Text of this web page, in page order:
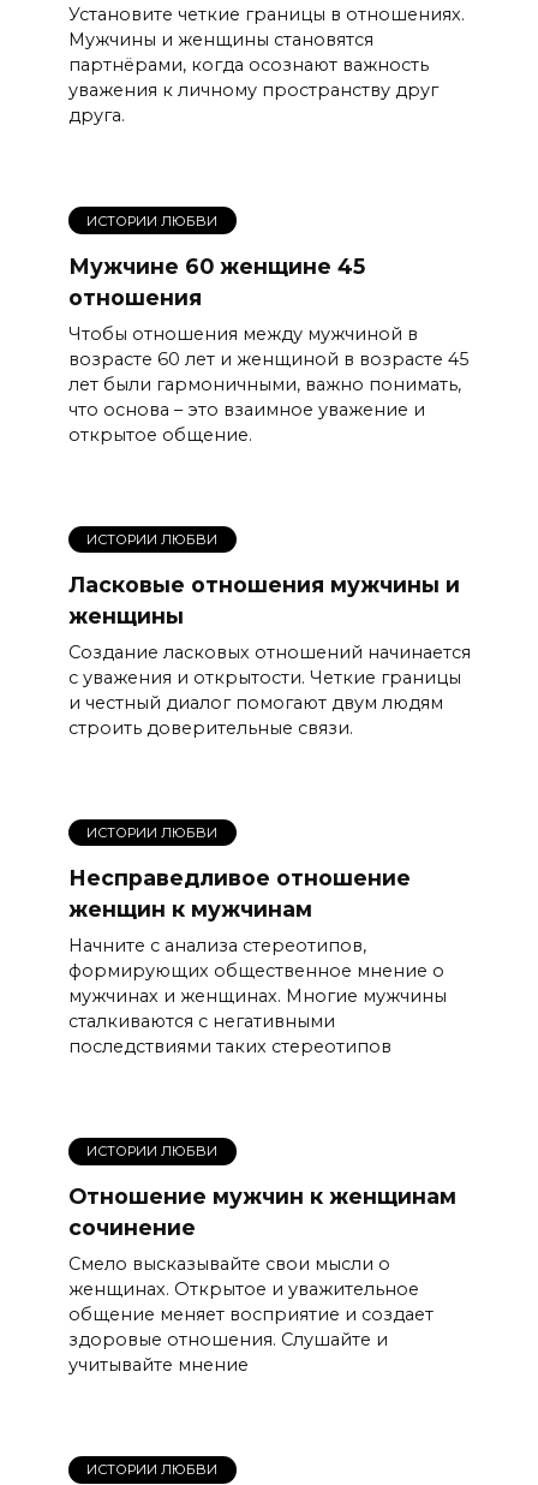
Установите четкие границы в отношениях.
Мужчины и женщины становятся
партнёрами, когда осознают важность
уважения к личному пространству друг
друга.
ИСТОРИИ ЛЮБВИ
Мужчине 60 женщине 45
отношения
Чтобы отношения между мужчиной в
возрасте 60 лет и женщиной в возрасте 45
лет были гармоничными, важно понимать,
что основа – это взаимное уважение и
открытое общение.
ИСТОРИИ ЛЮБВИ
Ласковые отношения мужчины и
женщины
Создание лаcковых отношений начинается
с уважения и открытости. Четкие границы
и честный диалог помогают двум людям
строить доверительные связи.
ИСТОРИИ ЛЮБВИ
Несправедливое отношение
женщин к мужчинам
Начните с анализа стереотипов,
формирующих общественное мнение о
мужчинах и женщинах. Многие мужчины
сталкиваются с негативными
последствиями таких стереотипов
ИСТОРИИ ЛЮБВИ
Отношение мужчин к женщинам
сочинение
Смело высказывайте свои мысли о
женщинах. Открытое и уважительное
общение меняет восприятие и создает
здоровые отношения. Слушайте и
учитывайте мнение
ИСТОРИИ ЛЮБВИ